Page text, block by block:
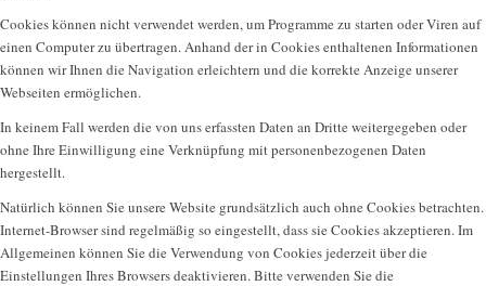
Cookies können nicht verwendet werden, um Programme zu starten oder Viren auf
einen Computer zu übertragen. Anhand der in Cookies enthaltenen Informationen
können wir Ihnen die Navigation erleichtern und die korrekte Anzeige unserer
Webseiten ermöglichen.
In keinem Fall werden die von uns erfassten Daten an Dritte weitergegeben oder
ohne Ihre Einwilligung eine Verknüpfung mit personenbezogenen Daten
hergestellt.
Natürlich können Sie unsere Website grundsätzlich auch ohne Cookies betrachten.
Internet-Browser sind regelmäßig so eingestellt, dass sie Cookies akzeptieren. Im
Allgemeinen können Sie die Verwendung von Cookies jederzeit über die
Einstellungen Ihres Browsers deaktivieren. Bitte verwenden Sie die